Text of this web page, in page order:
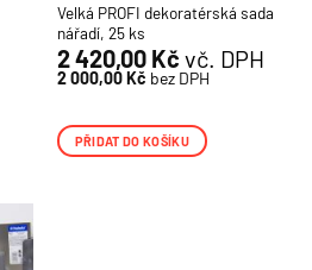
Velká PROFI dekoratérská sada
nářadí, 25 ks
2 420,00 Kč vč. DPH
2 000,00Kč bez DPH
PŘIDAT DO KOŠÍKU